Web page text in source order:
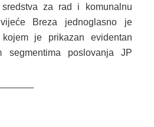
sredstva za rad i komunalnu
Breza jednoglasno je
je prikazan evidentan
segmentima poslovanja JP